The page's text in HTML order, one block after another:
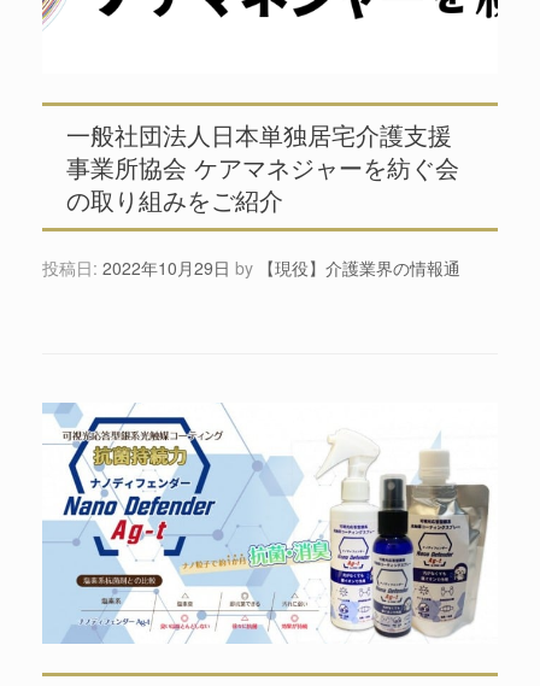
一般社団法人日本単独居宅介護支援
事業所協会 ケアマネジャーを紡ぐ会
の取り組みをご紹介
投稿日: 2022年10月29日 by 【現役】介護業界の情報通